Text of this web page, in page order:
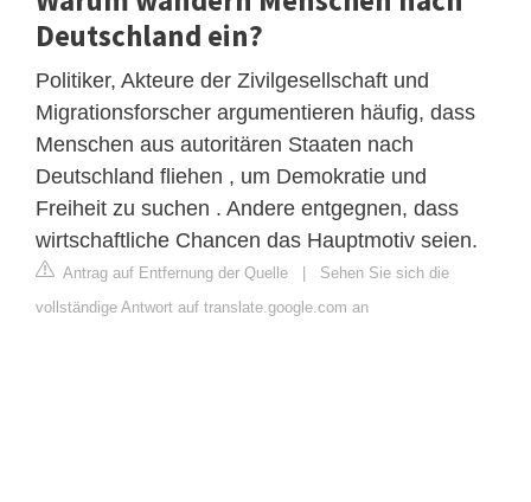
Deutschland ein?
Politiker, Akteure der Zivilgesellschaft und
Migrationsforscher argumentieren häufig, dass
Menschen aus autoritären Staaten nach
Deutschland fliehen , um Demokratie und
Freiheit zu suchen . Andere entgegnen, dass
wirtschaftliche Chancen das Hauptmotiv seien.
Antrag auf Entfernung der Quelle
Sehen Sie sich die
vollständige Antwort auf translate.google.com an